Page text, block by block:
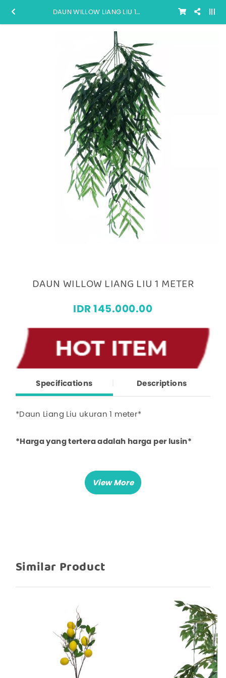
DAUN WILLOW LIANG LIU 1 METER
DAUN WILLOW LIANG LIU 1 METER
IDR 145.000.00
Specifications Descriptions
*Daun Liang Liu ukuran 1 meter*
*Harga yang tertera adalah harga per lusin*
Similar Product